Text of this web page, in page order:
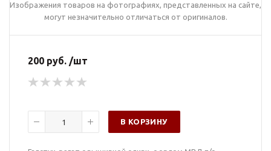
Изображения товаров на фотографиях, представленных на сайте,
могут незначительно отличаться от оригиналов.
200 руб. /шт
В КОРЗИНУ